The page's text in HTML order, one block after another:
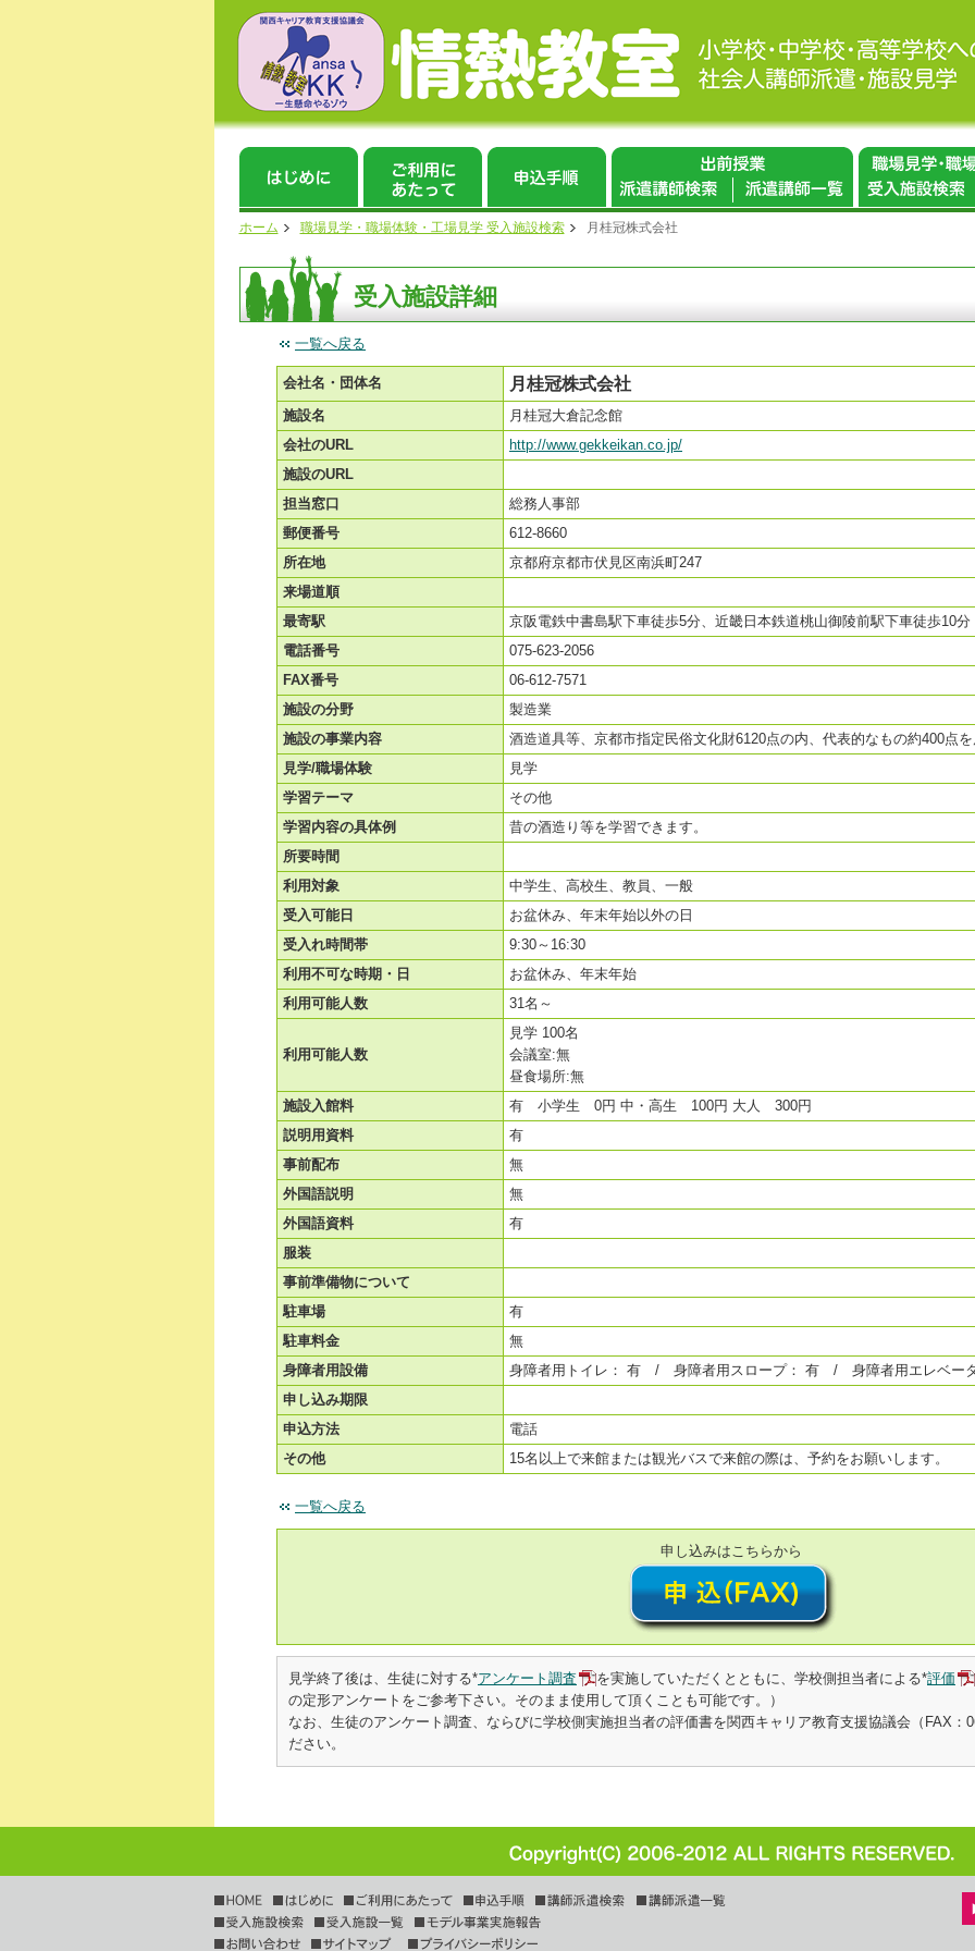
ホーム 職場見学・職場体験・工場見学 受入施設検索 月桂冠株式会社
受入施設詳細
一覧へ戻る
会社名・団体名 月桂冠株式会社
施設名
月桂冠大倉記念館
会社のURL
http://www.gekkeikan.co.jp/
施設のURL
担当窓口
総務人事部
郵便番号
612-8660
所在地
京都府京都市伏見区南浜町247
来場道順
最寄駅
京阪電鉄中書島駅下車徒歩5分、近畿日本鉄道桃山御陵前駅下車徒歩10分
電話番号
075-623-2056
FAX番号
06-612-7571
施設の分野
製造業
施設の事業内容
酒造道具等、京都市指定民俗文化財6120点の内、代表的なもの約400点
見学/職場体験
見学
学習テーマ
その他
学習内容の具体例
昔の酒造り等を学習できます。
所要時間
利用対象
中学生、高校生、教員、一般
受入可能日
お盆休み、年末年始以外の日
受入れ時間帯
9:30～16:30
利用不可な時期・日
お盆休み、年末年始
利用可能人数
31名～
利用可能人数
見学 100名
会議室:無
昼食場所:無
施設入館料
有 小学生 0円 中・高生 100円 大人 300円
説明用資料
有
事前配布
無
外国語説明
無
外国語資料
有
服装
事前準備物について
駐車場
有
駐車料金
無
身障者用設備
身障者用トイレ： 有 / 身障者用スロープ： 有 / 身障者用エレベー
申し込み期限
申込方法
電話
その他
15名以上で来館または観光バスで来館の際は、予約をお願いします。
一覧へ戻る
申し込みはこちらから
見学終了後は、生徒に対する*アンケート調査 を実施していただくとともに、学校側担当者による*評価
の定形アンケートをご参考下さい。そのまま使用して頂くことも可能です。）
なお、生徒のアンケート調査、ならびに学校側実施担当者の評価書を関西キャリア教育支援協議会（FAX：
ださい。